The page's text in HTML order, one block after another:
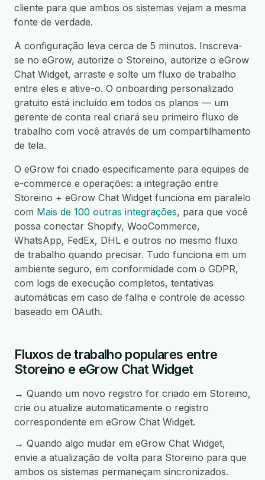
cliente para que ambos os sistemas vejam a mesma
fonte de verdade.
A configuração leva cerca de 5 minutos. Inscreva-
se no eGrow, autorize o Storeino, autorize o eGrow
Chat Widget, arraste e solte um fluxo de trabalho
entre eles e ative-o. O onboarding personalizado
gratuito está incluído em todos os planos — um
gerente de conta real criará seu primeiro fluxo de
trabalho com você através de um compartilhamento
de tela.
O eGrow foi criado especificamente para equipes de
e-commerce e operações: a integração entre
Storeino + eGrow Chat Widget funciona em paralelo
com Mais de 100 outras integrações, para que você
possa conectar Shopify, WooCommerce,
WhatsApp, FedEx, DHL e outros no mesmo fluxo
de trabalho quando precisar. Tudo funciona em um
ambiente seguro, em conformidade com o GDPR,
com logs de execução completos, tentativas
automáticas em caso de falha e controle de acesso
baseado em OAuth.
Fluxos de trabalho populares entre
Storeino e eGrow Chat Widget
→ Quando um novo registro for criado em Storeino,
crie ou atualize automaticamente o registro
correspondente em eGrow Chat Widget.
→ Quando algo mudar em eGrow Chat Widget,
envie a atualização de volta para Storeino para que
ambos os sistemas permaneçam sincronizados.